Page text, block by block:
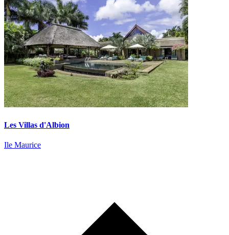
Les Villas d'Albion
Ile Maurice